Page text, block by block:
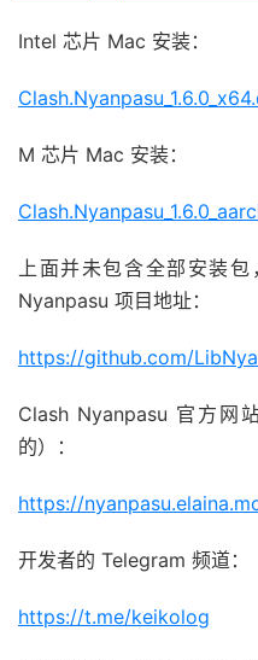
Intel 芯片 Mac 安装：
M 芯片 Mac 安装：
上面并未包含全部安装
Nyanpasu 项目地址：
https://github.com/
Clash Nyanpasu 官方网
的）：
https://
开发者的 Telegram 频道：
https://t.me/keikolog